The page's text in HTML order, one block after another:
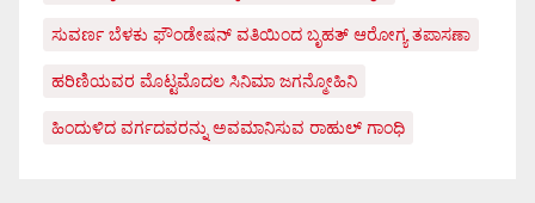
ಸುವರ್ಣ ಬೆಳಕು ಫೌಂಡೇಷನ್ ವತಿಯಿಂದ ಬೃಹತ್ ಆರೋಗ್ಯ ತಪಾಸಣಾ
ಹರಿಣಿಯವರ ಮೊಟ್ಟಮೊದಲ ಸಿನಿಮಾ ಜಗನ್ಮೋಹಿನಿ
ಹಿಂದುಳಿದ ವರ್ಗದವರನ್ನು ಅವಮಾನಿಸುವ ರಾಹುಲ್ ಗಾಂಧಿ